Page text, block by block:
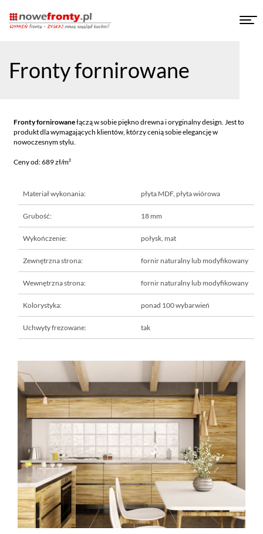
Fronty fornirowane
Fronty fornirowanełączą w sobie piękno drewna i oryginalny design. Jest to
produkt dla wymagających klientów, którzy cenią sobie elegancję w
nowoczesnym stylu.
Ceny od: 689 zł/m²
Materiał wykonania: płyta MDF, płyta wiórowa
Grubość: 18 mm
Wykończenie: połysk, mat
Zewnętrzna strona: fornir naturalny lub modyfikowany
Wewnętrzna strona: fornir naturalny lub modyfikowany
Kolorystyka: ponad 100 wybarwień
Uchwyty frezowane: tak